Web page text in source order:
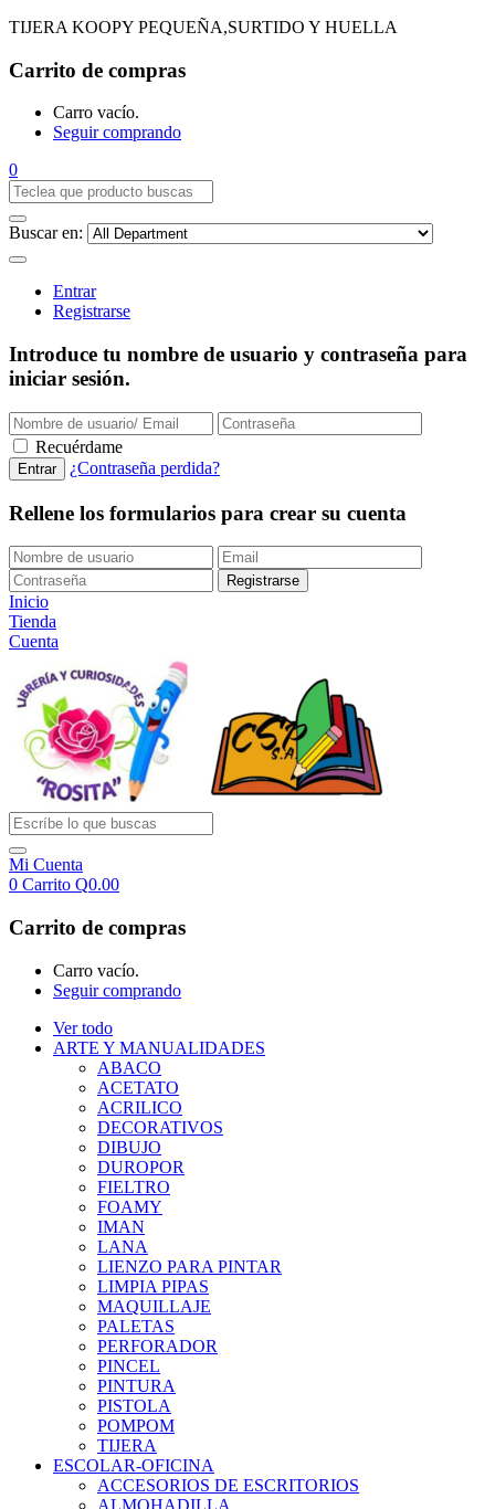
TIJERA KOOPY PEQUEÑA,SURTIDO Y HUELLA
Carrito de compras
Carro vacío.
Seguir comprando
0
Buscar en:
Entrar
Registrarse
Introduce tu nombre de usuario y contraseña para
iniciar sesión.
Recuérdame
¿Contraseña perdida?
Rellene los formularios para crear su cuenta
Inicio
Tienda
Cuenta
Mi Cuenta
0 Carrito Q0.00
Carrito de compras
Carro vacío.
Seguir comprando
Ver todo
ARTE Y MANUALIDADES
ABACO
ACETATO
ACRILICO
DECORATIVOS
DIBUJO
DUROPOR
FIELTRO
FOAMY
IMAN
LANA
LIENZO PARA PINTAR
LIMPIA PIPAS
MAQUILLAJE
PALETAS
PERFORADOR
PINCEL
PINTURA
PISTOLA
POMPOM
TIJERA
ESCOLAR-OFICINA
ACCESORIOS DE ESCRITORIOS
ALMOHADILLA